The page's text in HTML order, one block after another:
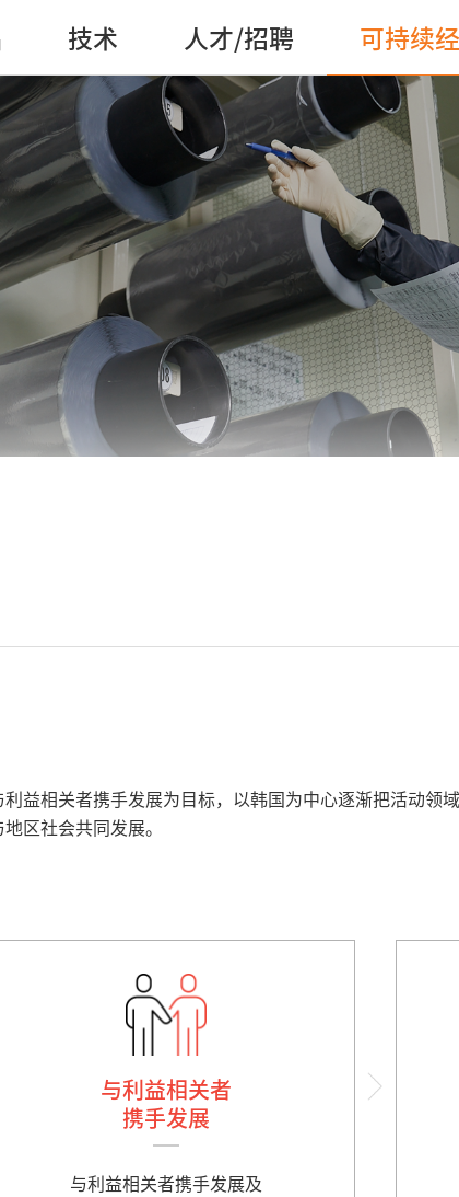
技术 人才/招聘 可持续
益相关者携手发展为目标，以韩国为中心逐渐把活动领域
区社会共同发展。
与利益相关者
携手发展
与利益相关者携手发展及